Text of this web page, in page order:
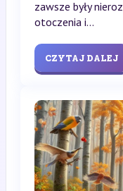
zawsze były
otoczenia i...
CZYTAJ DALEJ